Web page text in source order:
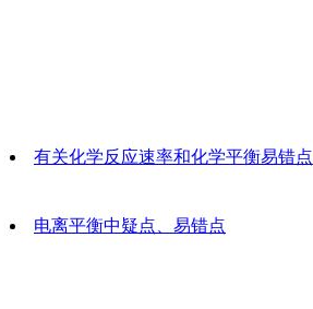
有关化学反应速率和化学平衡易错点
电离平衡中疑点、易错点